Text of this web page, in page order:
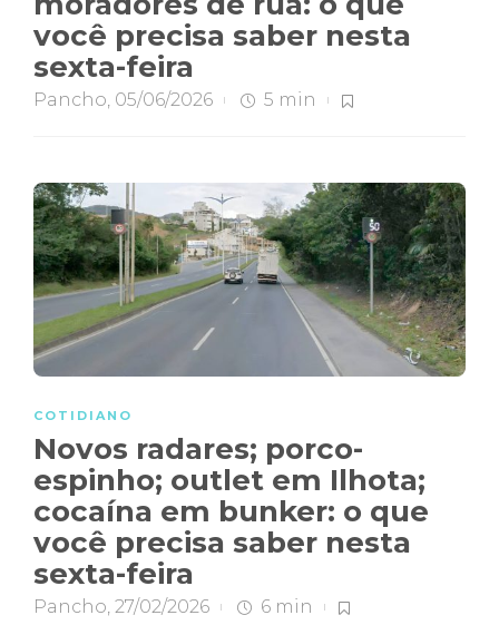
você precisa saber nesta
sexta-feira
Pancho, 05/06/2026 5 min
COTIDIANO
Novos radares; porco-
espinho; outlet em Ilhota;
cocaína em bunker: o que
você precisa saber nesta
sexta-feira
Pancho, 27/02/2026 6 min